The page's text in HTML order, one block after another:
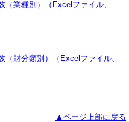
（業種別）（Excelファイル、
（財分類別）（Excelファイル、
▲ページ上部に戻る